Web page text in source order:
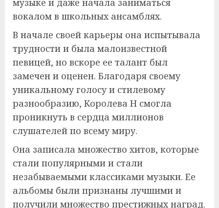
музыке и даже начала заниматься
вокалом в школьных ансамблях.
В начале своей карьеры она испытывала
трудности и была малоизвестной
певицей, но вскоре ее талант был
замечен и оценен. Благодаря своему
уникальному голосу и стилевому
разнообразию, Королева Н смогла
проникнуть в сердца миллионов
слушателей по всему миру.
Она записала множество хитов, которые
стали популярными и стали
незабываемыми классиками музыки. Ее
альбомы были признаны лучшими и
получили множество престижных наград.